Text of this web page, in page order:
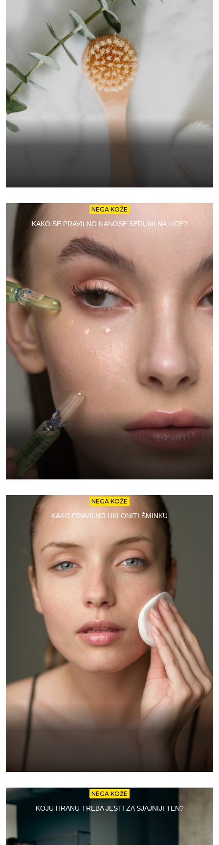
NEGA KOŽE
KAKO SE PRAVILNO NANOSE SERUMI NA LICE?
NEGA KOŽE
KAKO PRAVILNO UKLONITI ŠMINKU
NEGA KOŽE
KOJU HRANU TREBA JESTI ZA SJAJNIJI TEN?